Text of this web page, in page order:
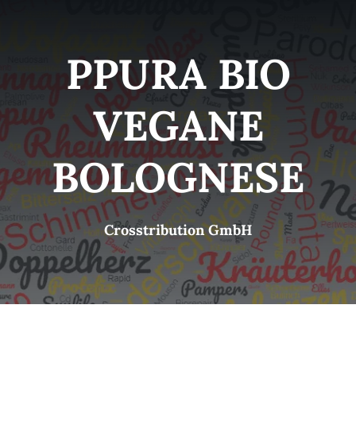
Brands
B2B-Shop
Kontakt
PPURA BIO
VEGANE
BOLOGNESE
Crosstribution GmbH